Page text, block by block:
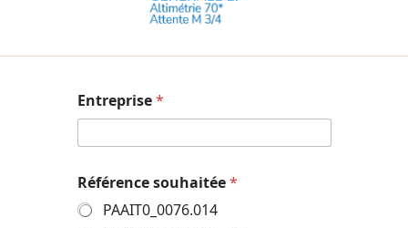
Entreprise*
Référence souhaitée*
PAAIT0_0076.014